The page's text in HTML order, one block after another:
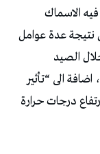
الاسماك
نتيجة عدة عوامل
الصيد
الى “تأثير
درجات حرارة